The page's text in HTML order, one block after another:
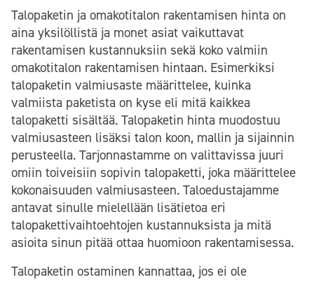
Talopaketin ja omakotitalon rakentamisen hinta on
aina yksilöllistä ja monet asiat vaikuttavat
rakentamisen kustannuksiin sekä koko valmiin
omakotitalon rakentamisen hintaan. Esimerkiksi
talopaketin valmiusaste määrittelee, kuinka
valmiista paketista on kyse eli mitä kaikkea
talopaketti sisältää. Talopaketin hinta muodostuu
valmiusasteen lisäksi talon koon, mallin ja sijainnin
perusteella. Tarjonnastamme on valittavissa juuri
omiin toiveisiin sopivin talopaketti, joka määrittelee
kokonaisuuden valmiusasteen. Taloedustajamme
antavat sinulle mielellään lisätietoa eri
talopakettivaihtoehtojen kustannuksista ja mitä
asioita sinun pitää ottaa huomioon rakentamisessa.
Talopaketin ostaminen kannattaa, jos ei ole